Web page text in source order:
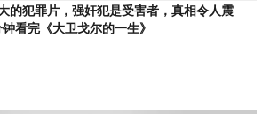
的犯罪片，强奸犯是受害者，真相令人震
看完《大卫戈尔的一生》